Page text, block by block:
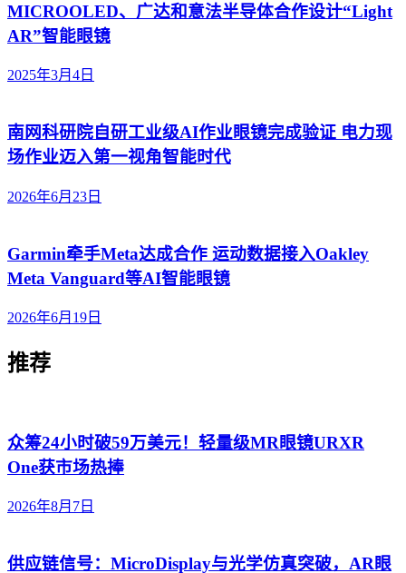
MICROOLED、广达和意法半导体合作设计“Light
AR”智能眼镜
2025年3月4日
南网科研院自研工业级AI作业眼镜完成验证 电力现
场作业迈入第一视角智能时代
2026年6月23日
Garmin牵手Meta达成合作 运动数据接入Oakley
Meta Vanguard等AI智能眼镜
2026年6月19日
推荐
众筹24小时破59万美元！轻量级MR眼镜URXR
One获市场热捧
2026年8月7日
供应链信号：MicroDisplay与光学仿真突破，AR眼